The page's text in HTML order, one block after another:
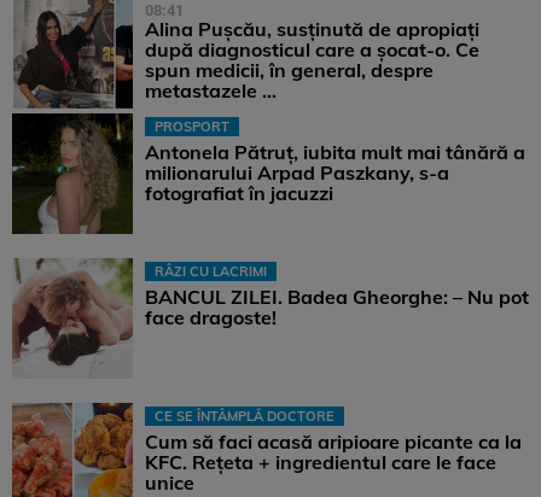
08:41
Alina Pușcău, susținută de apropiați
după diagnosticul care a șocat-o. Ce
spun medicii, în general, despre
metastazele ...
PROSPORT
Antonela Pătruț, iubita mult mai tânără a
milionarului Arpad Paszkany, s-a
fotografiat în jacuzzi
RÂZI CU LACRIMI
BANCUL ZILEI. Badea Gheorghe: – Nu pot
face dragoste!
CE SE ÎNTÂMPLĂ DOCTORE
Cum să faci acasă aripioare picante ca la
KFC. Rețeta + ingredientul care le face
unice